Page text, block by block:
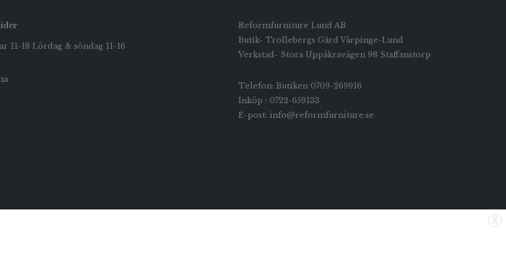
11-18 Lördag & söndag 11-16
Reformfurniture Lund AB
Butik- Trollebergs Gård Värpinge-Lund
Verkstad- Stora Uppåkravägen 98 Staffanstorp
Telefon: Butiken 0709-269916
Inköp : 0722-659133
E-post: info@reformfurniture.se
X